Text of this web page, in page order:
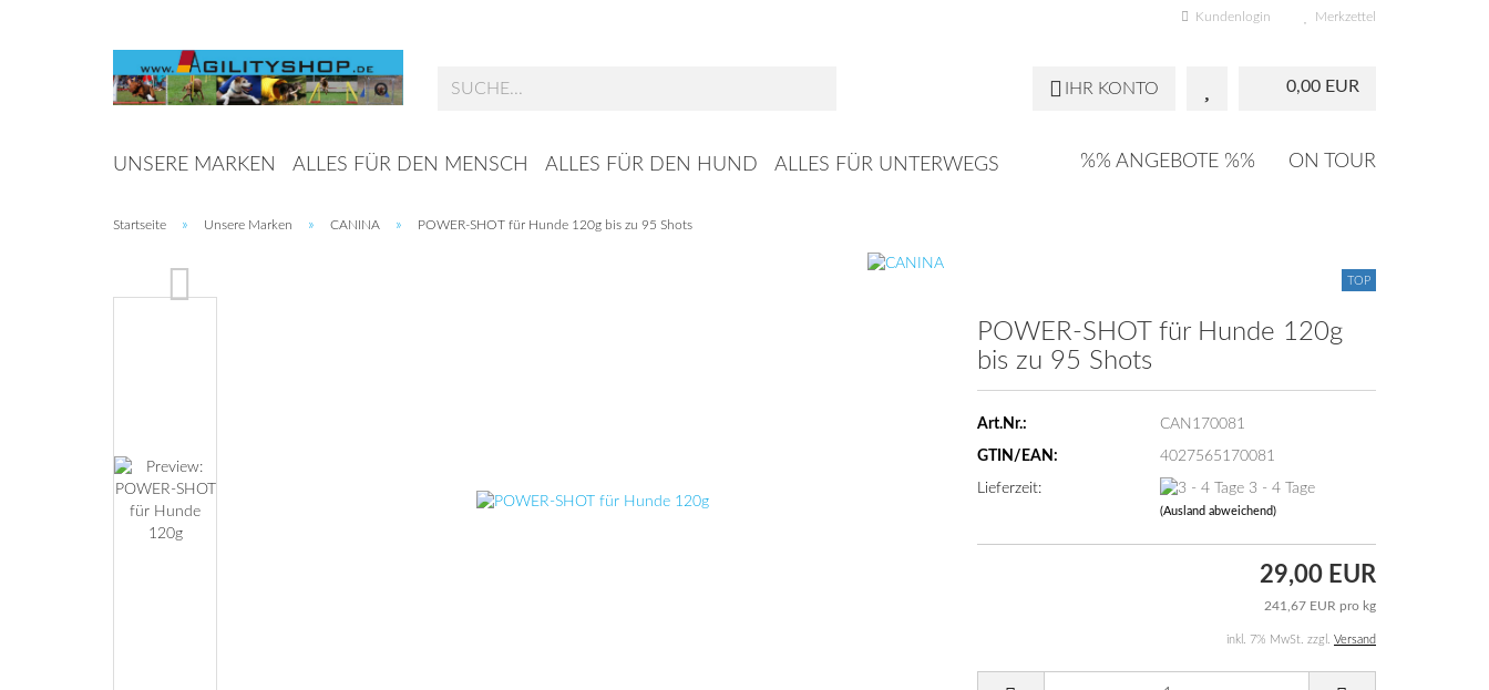
Kundenlogin Merkzettel
0,00 EUR
IHR KONTO
UNSERE MARKEN ALLES FÜR DEN MENSCH ALLES FÜR DEN HUND ALLES FÜR UNTERWEGS %% ANGEBOTE %% ON TOUR
Startseite » Unsere Marken » CANINA » POWER-SHOT für Hunde 120g bis zu 95 Shots
TOP
POWER-SHOT für Hunde 120g
bis zu 95 Shots
Art.Nr.: CAN170081
GTIN/EAN: 4027565170081
Lieferzeit: 3 - 4 Tage
(Ausland abweichend)
29,00 EUR
241,67 EUR pro kg
inkl. 7% MwSt. zzgl. Versand